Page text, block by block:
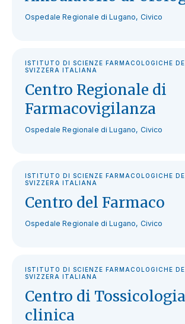
Ospedale Regionale di Lugano, Civico
ISTITUTO DI SCIENZE FARMACOLOGICHE
SVIZZERA ITALIANA
Centro Regionale di
Farmacovigilanza
Ospedale Regionale di Lugano, Civico
ISTITUTO DI SCIENZE FARMACOLOGICHE
SVIZZERA ITALIANA
Centro del Farmaco
Ospedale Regionale di Lugano, Civico
ISTITUTO DI SCIENZE FARMACOLOGICHE
SVIZZERA ITALIANA
Centro di Tossicologia
clinica